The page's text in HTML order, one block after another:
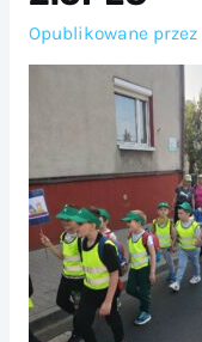
Opublikowane przez